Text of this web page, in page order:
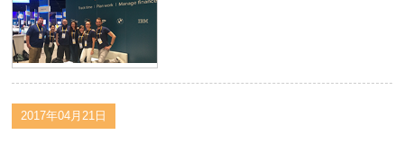
2017年04月21日